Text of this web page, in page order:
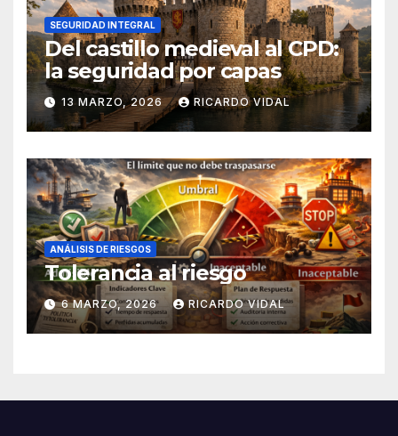
SEGURIDAD INTEGRAL
Del castillo medieval al CPD:
la seguridad por capas
13 MARZO, 2026 RICARDO VIDAL
ANÁLISIS DE RIESGOS
Tolerancia al riesgo
6 MARZO, 2026 RICARDO VIDAL